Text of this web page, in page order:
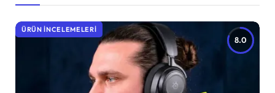
8.0
ÜRÜN İNCELEMELERI